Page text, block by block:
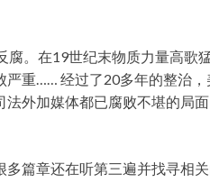
。在19世纪末物质力量高歌
严重…… 经过了20多年的整治
外加媒体都已腐败不堪的局
篇章还在听第三遍并找寻相